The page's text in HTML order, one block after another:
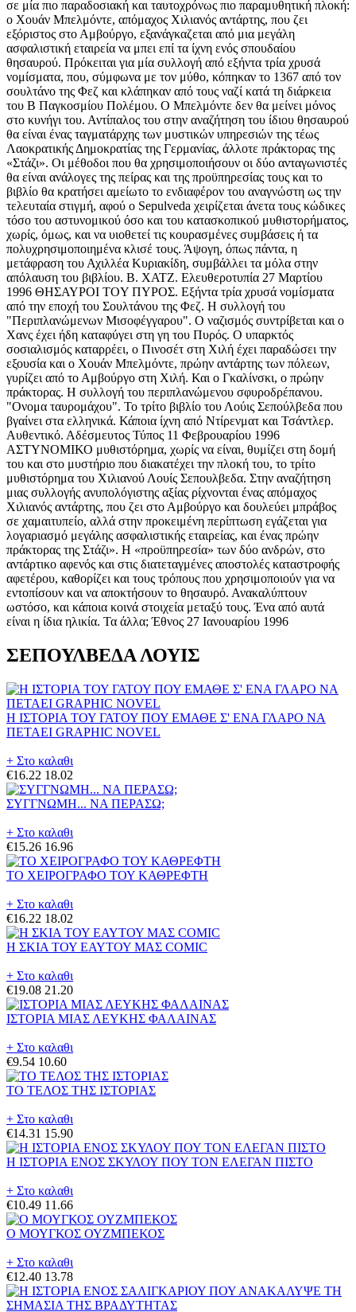
σε μία πιο παραδοσιακή και ταυτοχρόνως πιο παραμυθητική πλοκή:
ο Χουάν Μπελμόντε, απόμαχος Χιλιανός αντάρτης, που ζει
εξόριστος στο Αμβούργο, εξανάγκαζεται από μια μεγάλη
ασφαλιστική εταιρεία να μπει επί τα ίχνη ενός σπουδαίου
θησαυρού. Πρόκειται για μία συλλογή από εξήντα τρία χρυσά
νομίσματα, που, σύμφωνα με τον μύθο, κόπηκαν το 1367 από τον
σουλτάνο της Φεζ και κλάπηκαν από τους ναζί κατά τη διάρκεια
του Β Παγκοσμίου Πολέμου. Ο Μπελμόντε δεν θα μείνει μόνος
στο κυνήγι του. Αντίπαλος του στην αναζήτηση του ίδιου θησαυρού
θα είναι ένας ταγματάρχης των μυστικών υπηρεσιών της τέως
Λαοκρατικής Δημοκρατίας της Γερμανίας, άλλοτε πράκτορας της
«Στάζι». Οι μέθοδοι που θα χρησιμοποιήσουν οι δύο ανταγωνιστές
θα είναι ανάλογες της πείρας και της προϋπηρεσίας τους και το
βιβλίο θα κρατήσει αμείωτο το ενδιαφέρον του αναγνώστη ως την
τελευταία στιγμή, αφού ο Sepulveda χειρίζεται άνετα τους κώδικες
τόσο του αστυνομικού όσο και του κατασκοπικού μυθιστορήματος,
χωρίς, όμως, και να υιοθετεί τις κουρασμένες συμβάσεις ή τα
πολυχρησιμοποιημένα κλισέ τους. Άψογη, όπως πάντα, η
μετάφραση του Αχιλλέα Κυριακίδη, συμβάλλει τα μόλα στην
απόλαυση του βιβλίου. Β. ΧΑΤΖ. Ελευθεροτυπία 27 Μαρτίου
1996 ΘΗΣΑΥΡΟΙ TOY ΠΥΡΟΣ. Εξήντα τρία χρυσά νομίσματα
από την εποχή του Σουλτάνου της Φεζ. Η συλλογή του
"Περιπλανώμενων Μισοφέγγαρου". Ο ναζισμός συντρίβεται και ο
Χανς έχει ήδη καταφύγει στη γη του Πυρός. Ο υπαρκτός
σοσιαλισμός καταρρέει, ο Πινοσέτ στη Χιλή έχει παραδώσει την
εξουσία και ο Χουάν Μπελμόντε, πρώην αντάρτης των πόλεων,
γυρίζει από το Αμβούργο στη Χιλή. Και ο Γκαλίνσκι, ο πρώην
πράκτορας. Η συλλογή του περιπλανώμενου σφυροδρέπανου.
"Ονομα ταυρομάχου". Το τρίτο βιβλίο του Λούις Σεπούλβεδα που
βγαίνει στα ελληνικά. Κάποια ίχνη από Ντίρενματ και Τσάντλερ.
Αυθεντικό. Αδέσμευτος Τύπος 11 Φεβρουαρίου 1996
ΑΣΤΥΝΟΜΙΚΟ μυθιστόρημα, χωρίς να είναι, θυμίζει στη δομή
του και στο μυστήριο που διακατέχει την πλοκή του, το τρίτο
μυθιστόρημα του Χιλιανού Λουίς Σεπουλβεδα. Στην αναζήτηση
μιας συλλογής ανυπολόγιστης αξίας ρίχνονται ένας απόμαχος
Χιλιανός αντάρτης, που ζει στο Αμβούργο και δουλεύει μπράβος
σε χαμαιτυπείο, αλλά στην προκειμένη περίπτωση εγάζεται για
λογαριασμό μεγάλης ασφαλιστικής εταιρείας, και ένας πρώην
πράκτορας της Στάζι». Η «προϋπηρεσία» των δύο ανδρών, στο
αντάρτικο αφενός και στις διατεταγμένες αποστολές καταστροφής
αφετέρου, καθορίζει και τους τρόπους που χρησιμοποιούν για να
εντοπίσουν και να αποκτήσουν το θησαυρό. Ανακαλύπτουν
ωστόσο, και κάποια κοινά στοιχεία μεταξύ τους. Ένα από αυτά
είναι η ίδια ηλικία. Τα άλλα; Έθνος 27 Ιανουαρίου 1996
ΣΕΠΟΥΛΒΕΔΑ ΛΟΥΙΣ
Η ΙΣΤΟΡΙΑ ΤΟΥ ΓΑΤΟΥ ΠΟΥ ΕΜΑΘΕ Σ' ΕΝΑ ΓΛΑΡΟ ΝΑ
ΠΕΤΑΕΙ GRAPHIC NOVEL
+ Στο καλαθι
€16.22 18.02
ΣΥΓΓΝΩΜΗ... ΝΑ ΠΕΡΑΣΩ;
+ Στο καλαθι
€15.26 16.96
ΤΟ ΧΕΙΡΟΓΡΑΦΟ ΤΟΥ ΚΑΘΡΕΦΤΗ
+ Στο καλαθι
€16.22 18.02
Η ΣΚΙΑ ΤΟΥ ΕΑΥΤΟΥ ΜΑΣ COMIC
+ Στο καλαθι
€19.08 21.20
ΙΣΤΟΡΙΑ ΜΙΑΣ ΛΕΥΚΗΣ ΦΑΛΑΙΝΑΣ
+ Στο καλαθι
€9.54 10.60
ΤΟ ΤΕΛΟΣ ΤΗΣ ΙΣΤΟΡΙΑΣ
+ Στο καλαθι
€14.31 15.90
Η ΙΣΤΟΡΙΑ ΕΝΟΣ ΣΚΥΛΟΥ ΠΟΥ ΤΟΝ ΕΛΕΓΑΝ ΠΙΣΤΟ
+ Στο καλαθι
€10.49 11.66
Ο ΜΟΥΓΚΟΣ ΟΥΖΜΠΕΚΟΣ
+ Στο καλαθι
€12.40 13.78